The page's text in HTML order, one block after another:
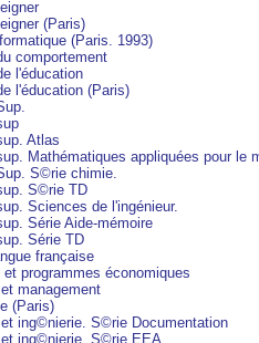
(Paris)
(Paris. 1993)
comportement
l'éducation
l'éducation (Paris)
Atlas
Mathématiques appliquées pour le
S©rie chimie.
S©rie TD
Sciences de l'ingénieur.
Série Aide-mémoire
Série TD
française
programmes économiques
management
(Paris)
ing©nierie. S©rie Documentation
et ing©nierie. S©rie EEA